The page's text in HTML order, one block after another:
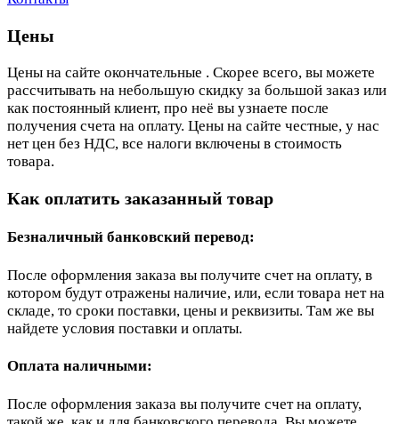
Цены
Цены на сайте окончательные . Скорее всего, вы можете
рассчитывать на небольшую скидку за большой заказ или
как постоянный клиент, про неё вы узнаете после
получения счета на оплату. Цены на сайте честные, у нас
нет цен без НДС, все налоги включены в стоимость
товара.
Как оплатить заказанный товар
Безналичный банковский перевод:
После оформления заказа вы получите счет на оплату, в
котором будут отражены наличие, или, если товара нет на
складе, то сроки поставки, цены и реквизиты. Там же вы
найдете условия поставки и оплаты.
Оплата наличными:
После оформления заказа вы получите счет на оплату,